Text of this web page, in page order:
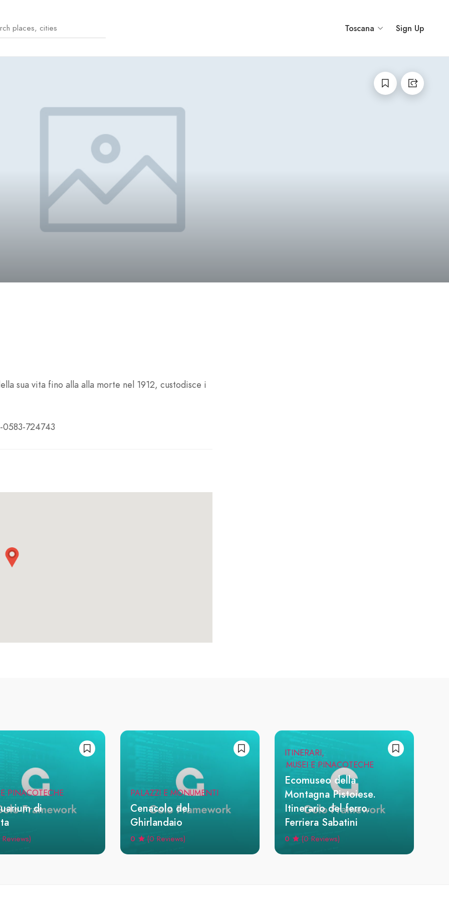
Toscana Sign Up
sua vita fino alla alla morte nel 1912, custodisce i
724743
PINACOTECHE
di
PALAZZI E MONUMENTI
Cenacolo del
Ghirlandaio
0 (0 Reviews)
ITINERARI
MUSEI E PINACOTECHE
Ecomuseo della
Montagna Pistoiese.
Itinerario del ferro.
Ferriera Sabatini
0 (0 Reviews)